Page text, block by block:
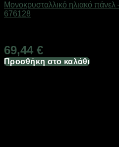
Μονοκρυσταλλικό ηλιακό
676128
69,44 €
Προσθήκη στο καλάθι